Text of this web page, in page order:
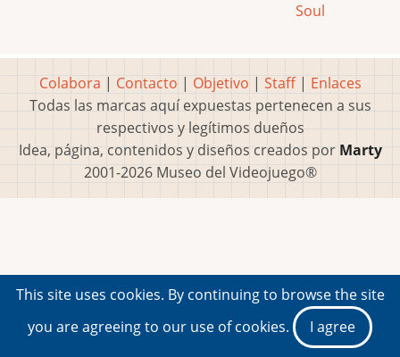
Soul
Colabora | Contacto | Objetivo | Staff| Enlaces
Todas las marcas aquí expuestas pertenecen a sus
respectivos y legítimos dueños
Idea, página, contenidos y diseños creados por Marty
2001-2026 Museo del Videojuego®
This site uses cookies. By continuing to browse the site
you are agreeing to our use of cookies.
I agree